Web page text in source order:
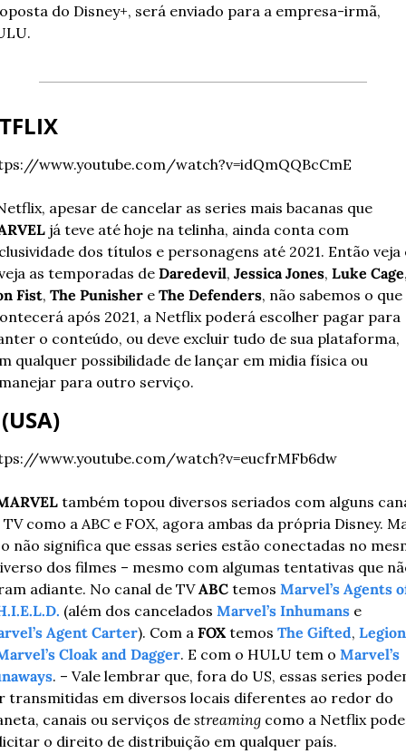
do Disney+, será enviado para a empresa-irmã,
www.youtube.com/watch?v=idQmQQBcCmE
já teve até hoje na telinha, ainda conta com
dos títulos e personagens até 2021. Então veja
as temporadas de Daredevil, Jessica Jones, Luke Cage
Fist, The Punisher e The Defenders, não sabemos o que
após 2021, a Netflix poderá escolher pagar para
o conteúdo, ou deve excluir tudo de sua plataforma,
qualquer possibilidade de lançar em midia física ou
para outro serviço.
www.youtube.com/watch?v=eucfrMFb6dw
também topou diversos seriados com alguns
TV como a ABC e FOX, agora ambas da própria Disney.
não significa que essas series estão conectadas no
dos filmes – mesmo com algumas tentativas que
adiante. No canal de TV ABC temos Marvel’s Agents
(além dos cancelados Marvel’s Inhumans
Agent Carter). Com a FOX temos The Gifted, Legion
Cloak and Dagger. E com o HULU tem o Marvel’s
. – Vale lembrar que, fora do US, essas series
transmitidas em diversos locais diferentes ao redor do
canais ou serviços de streaming como a Netflix
o direito de distribuição em qualquer país.